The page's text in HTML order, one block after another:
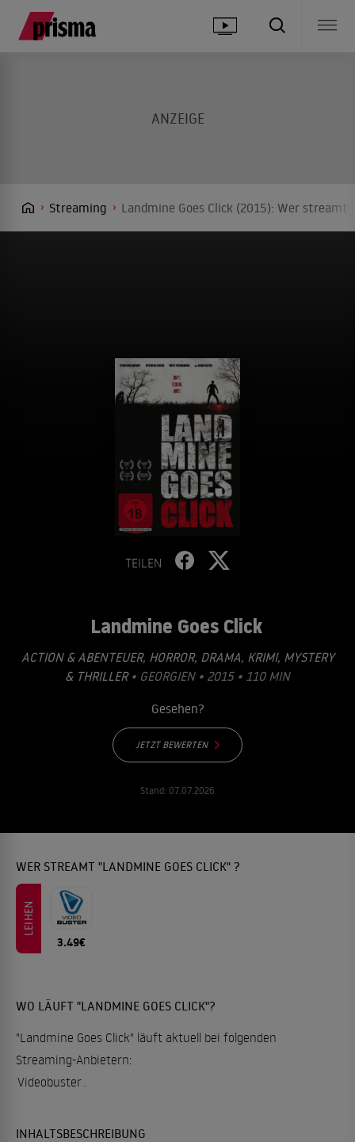
Streaming Landmine Goes Click (2015): Wer streamt
TEILEN
Landmine Goes Click
ACTION & ABENTEUER, HORROR, DRAMA, KRIMI, MYSTERY
& THRILLER• GEORGIEN • 2015 • 110 MIN
Gesehen?
JETZT BEWERTEN
Stand: 07.07.2026
WER STREAMT "LANDMINE GOES CLICK" ?
LEIHEN
3.49€
WO LÄUFT "LANDMINE GOES CLICK"?
"Landmine Goes Click" läuft aktuell bei folgenden
Streaming-Anbietern:
Videobuster.
INHALTSBESCHREIBUNG